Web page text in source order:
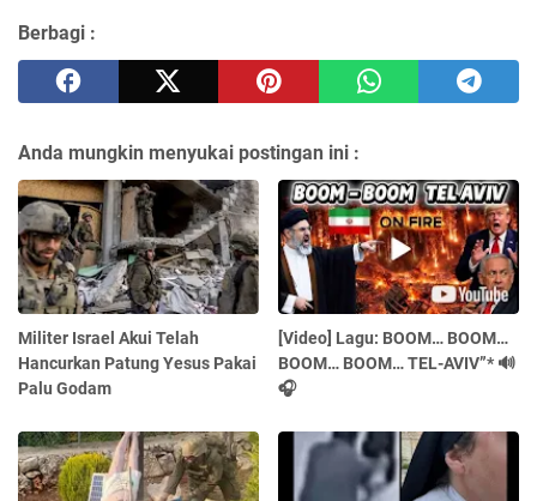
Berbagi :
Anda mungkin menyukai postingan ini :
Militer Israel Akui Telah
Hancurkan Patung Yesus Pakai
Palu Godam
[Video] Lagu: BOOM… BOOM…
BOOM… BOOM… TEL-AVIV”* 🔊
🎧